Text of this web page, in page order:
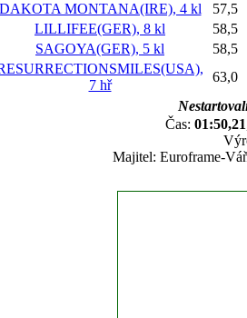
DAKOTA MONTANA(IRE), 4 kl 57,5
LILLIFEE(GER), 8 kl 58,5
SAGOYA(GER), 5 kl 58,5
7 hř
63,0
Čas: 01:50,21
Majitel: Euroframe-